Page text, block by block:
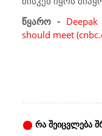
წყარო -
should meet
რა შეიცვლება